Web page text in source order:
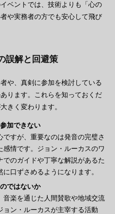
ベントでは、技術よりも「心の
や実務者の方でも安心して飛び
誤解と回避策
や、真剣に参加を検討している
ります。これらを知っておくだ
きく変わります。
加できない
ですが、重要なのは発音の完璧さ
感情です。ジョン・ルーカスのワ
でのガイドや丁寧な解説があるた
口ずさめるようになります。
ではないか
音楽を通じた人間賛歌や地域交流
ョン・ルーカスが主宰する活動